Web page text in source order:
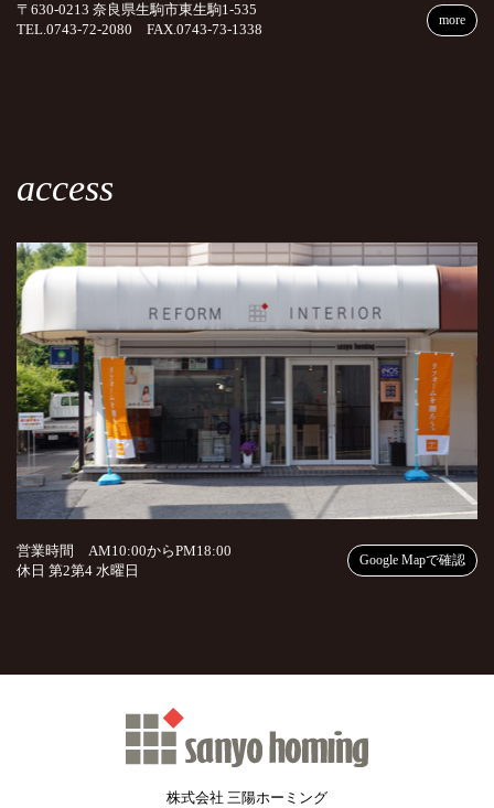
〒630-0213 奈良県生駒市東生駒1-535
TEL.0743-72-2080 FAX.0743-73-1338
more
access
営業時間 AM10:00からPM18:00
休日 第2第4 水曜日
Google Mapで確認
株式会社 三陽ホーミング